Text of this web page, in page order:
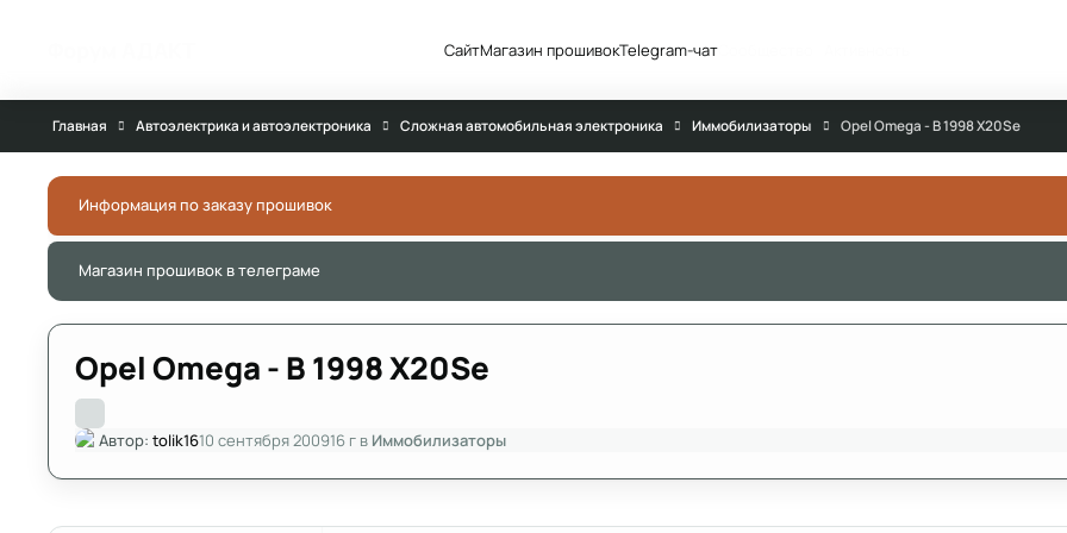
СайтМагазин прошивокTelegram-чатСообщество
Главная Автоэлектрика и автоэлектроника Сложная автомобильная электроника Иммобилизаторы Opel Omega - B 1998 X20Se
Информация по заказу прошивок
Магазин прошивок в телеграме
Opel Omega - B 1998 X20Se
Автор: tolik1610 сентября 200916 гв Иммобилизаторы